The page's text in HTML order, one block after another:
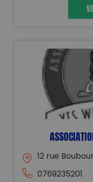
12 rue
0769235201